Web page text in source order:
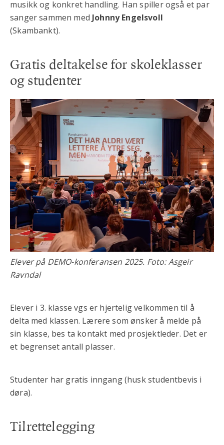
musikk og konkret handling. Han spiller også et par
sanger sammen med Johnny Engelsvoll
(Skambankt).
Gratis deltakelse for skoleklasser
og studenter
Elever på DEMO-konferansen 2025. Foto: Asgeir
Ravndal
Elever i 3. klasse vgs er hjertelig velkommen til å
delta med klassen. Lærere som ønsker å melde på
sin klasse, bes ta kontakt med prosjektleder. Det er
et begrenset antall plasser.
Studenter har gratis inngang (husk studentbevis i
døra).
Tilrettelegging